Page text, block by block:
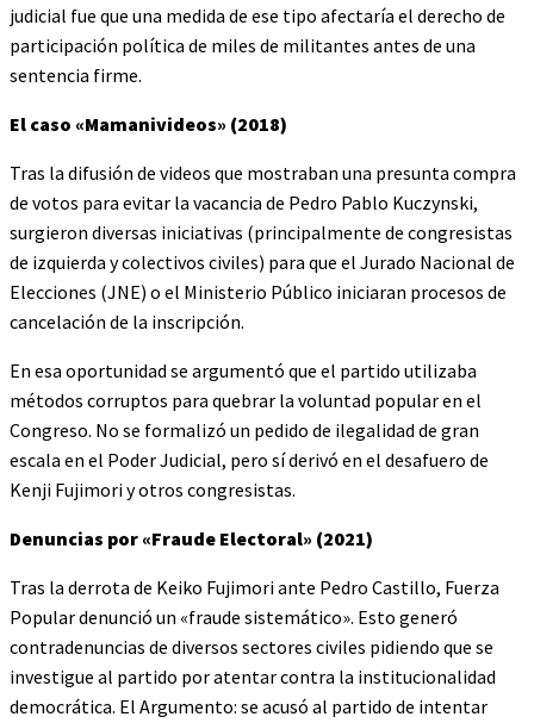
judicial fue que una medida de ese tipo afectaría el derecho de
participación política de miles de militantes antes de una
sentencia firme.
El caso «Mamanivideos» (2018)
Tras la difusión de videos que mostraban una presunta compra
de votos para evitar la vacancia de Pedro Pablo Kuczynski,
surgieron diversas iniciativas (principalmente de congresistas
de izquierda y colectivos civiles) para que el Jurado Nacional de
Elecciones (JNE) o el Ministerio Público iniciaran procesos de
cancelación de la inscripción.
En esa oportunidad se argumentó que el partido utilizaba
métodos corruptos para quebrar la voluntad popular en el
Congreso. No se formalizó un pedido de ilegalidad de gran
escala en el Poder Judicial, pero sí derivó en el desafuero de
Kenji Fujimori y otros congresistas.
Denuncias por «Fraude Electoral» (2021)
Tras la derrota de Keiko Fujimori ante Pedro Castillo, Fuerza
Popular denunció un «fraude sistemático». Esto generó
contradenuncias de diversos sectores civiles pidiendo que se
investigue al partido por atentar contra la institucionalidad
democrática. El Argumento: se acusó al partido de intentar